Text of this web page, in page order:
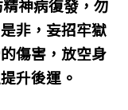
神病復發，勿
非，妄招牢獄
傷害，放空身
升後運。